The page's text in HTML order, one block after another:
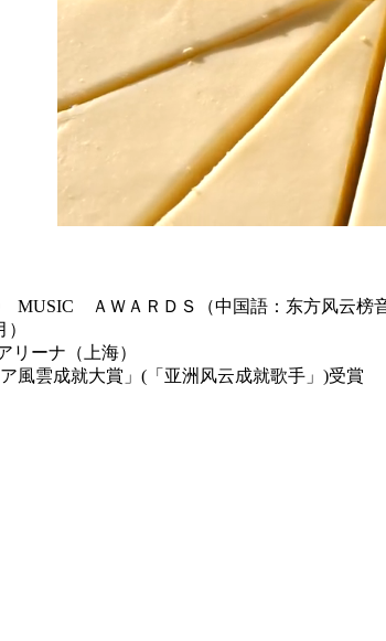
ＡＷＡＲＤＳ（中国語：东方风云榜音
ナ（上海）
大賞」(「亚洲风云成就歌手」)受賞